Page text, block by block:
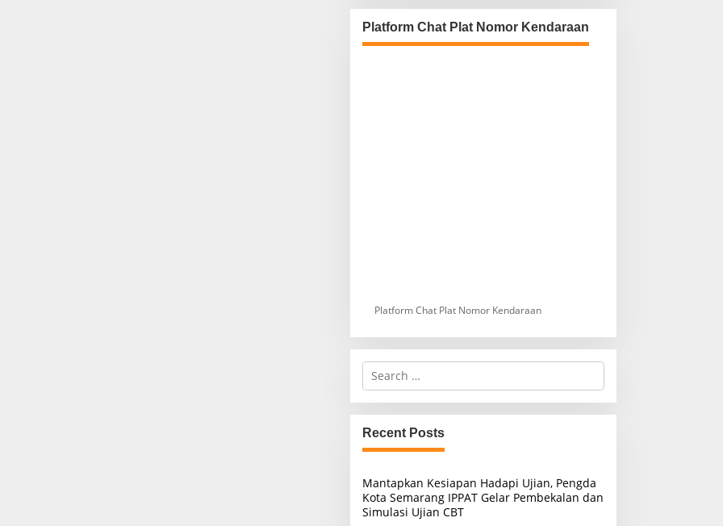
Platform Chat Plat Nomor Kendaraan
Platform Chat Plat Nomor Kendaraan
S
r
c
h
f
r
:
Recent Posts
Mantapkan Kesiapan Hadapi Ujian, Pengda
Kota Semarang IPPAT Gelar Pembekalan dan
Simulasi Ujian CBT